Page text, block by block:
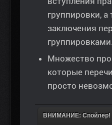
группировки,
заключения
группировками.
Множество
которые
просто
ВНИМАНИЕ: Спойлер!